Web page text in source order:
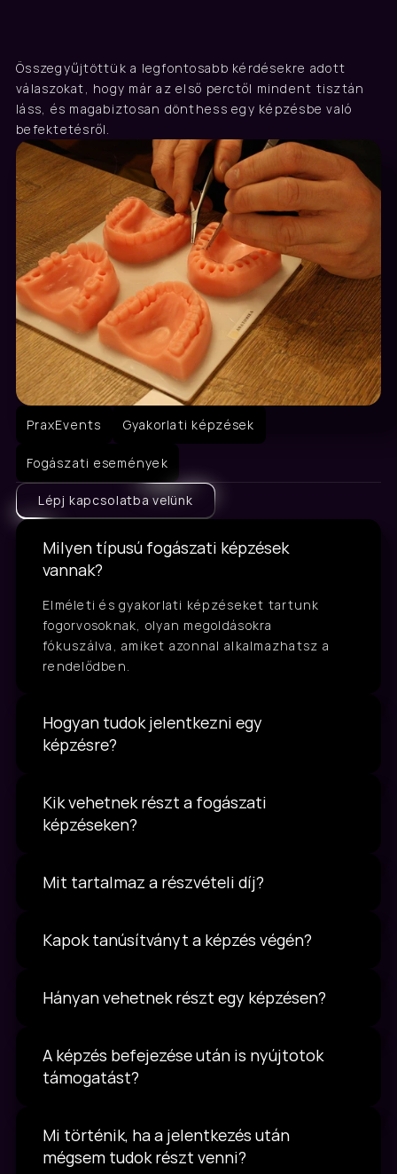
Gyakori kérdések
Összegyűjtöttük a legfontosabb kérdésekre adott
válaszokat, hogy már az első perctől mindent tisztán
láss, és magabiztosan dönthess egy képzésbe való
befektetésről.
PraxEvents Gyakorlati képzések
Fogászati események
Lépj kapcsolatba velünk
Milyen típusú fogászati képzések
vannak?
Elméleti és gyakorlati képzéseket tartunk
fogorvosoknak, olyan megoldásokra
fókuszálva, amiket azonnal alkalmazhatsz a
rendelődben.
Hogyan tudok jelentkezni egy
képzésre?
Kik vehetnek részt a fogászati
képzéseken?
Mit tartalmaz a részvételi díj?
Kapok tanúsítványt a képzés végén?
Hányan vehetnek részt egy képzésen?
A képzés befejezése után is nyújtotok
támogatást?
Mi történik, ha a jelentkezés után
mégsem tudok részt venni?